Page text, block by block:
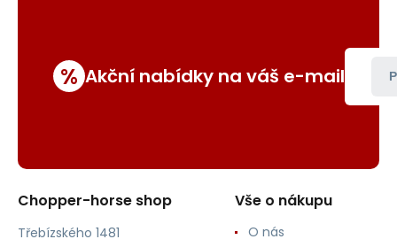
% Akční nabídky na váš e-mail
Chopper-horse shop
Třebízského 1481
Vše o nákupu
O nás